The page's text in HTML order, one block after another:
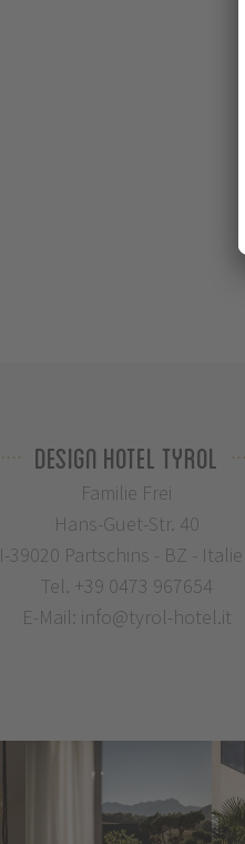
Design Hotel Tyrol
Familie Frei
Hans-Guet-Str. 40
I-39020 Partschins - BZ -
Tel. +39 0473 967654
E-Mail: info@tyrol-hotel.it